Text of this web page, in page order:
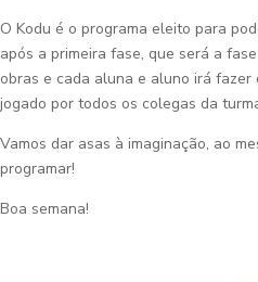
O Kodu é o programa eleito para
após a primeira fase, que será a
obras e cada aluna e aluno irá
jogado por todos os colegas da
Vamos dar asas à imaginação, ao
programar!
Boa semana!